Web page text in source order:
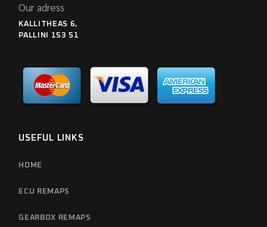
Our adress
KALLITHEAS 6,
PALLINI 153 51
USEFUL LINKS
HOME
ECU REMAPS
GEARBOX REMAPS